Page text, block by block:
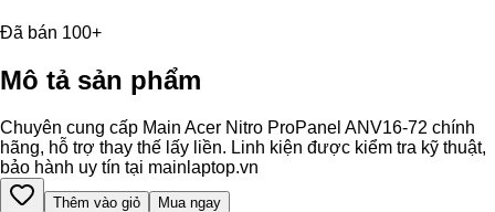
Đã bán 100+
Mô tả sản phẩm
Chuyên cung cấp Main Acer Nitro ProPanel ANV16-72 chính
hãng, hỗ trợ thay thế lấy liền. Linh kiện được kiểm tra kỹ thuật,
bảo hành uy tín tại mainlaptop.vn
Thêm vào giỏ Mua ngay